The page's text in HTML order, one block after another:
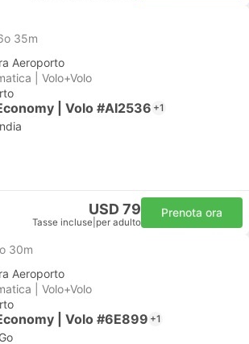
35m
Aeroporto
| Volo+Volo
| Volo #AI2536 +1
USD 79
Tasse incluse per adulto
Prenota ora
30m
Aeroporto
| Volo+Volo
| Volo #6E899 +1